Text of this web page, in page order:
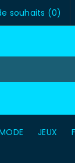
souhaits (0)
JEUX